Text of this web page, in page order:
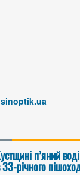
sinoptik.ua
п’яний
річного